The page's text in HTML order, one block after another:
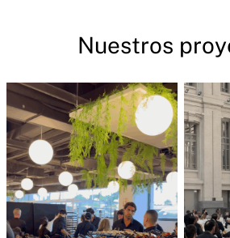
Nuestros